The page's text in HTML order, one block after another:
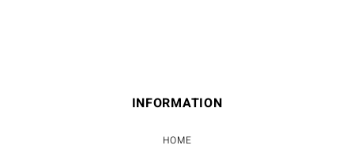
INFORMATION
HOME